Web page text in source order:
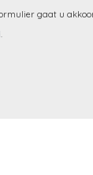
gaat u
.